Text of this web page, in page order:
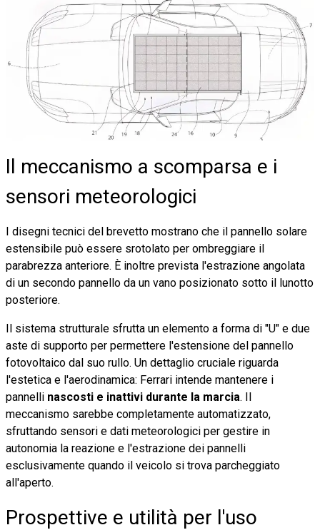
Il meccanismo a scomparsa e i
sensori meteorologici
I disegni tecnici del brevetto mostrano che il pannello solare
estensibile può essere srotolato per ombreggiare il
parabrezza anteriore. È inoltre prevista l'estrazione angolata
di un secondo pannello da un vano posizionato sotto il lunotto
posteriore.
Il sistema strutturale sfrutta un elemento a forma di "U" e due
aste di supporto per permettere l'estensione del pannello
fotovoltaico dal suo rullo. Un dettaglio cruciale riguarda
l'estetica e l'aerodinamica: Ferrari intende mantenere i
pannelli nascosti e inattivi durante la marcia. Il
meccanismo sarebbe completamente automatizzato,
sfruttando sensori e dati meteorologici per gestire in
autonomia la reazione e l'estrazione dei pannelli
esclusivamente quando il veicolo si trova parcheggiato
all'aperto.
Prospettive e utilità per l'uso